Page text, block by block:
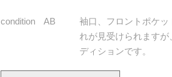
condition AB
袖口、フロントポケ
れが見受けられます
ディションです。